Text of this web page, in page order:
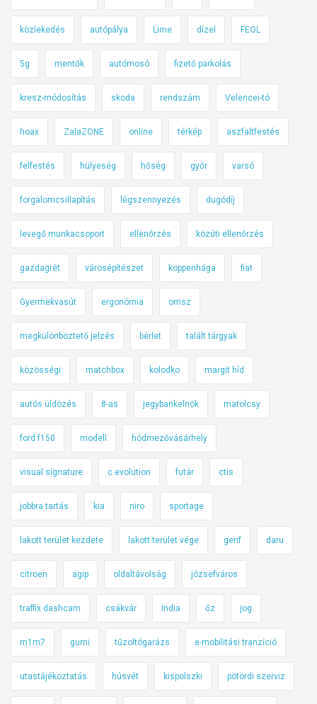
közlekedés autópálya Lime dízel FEOL
5g mentők autómosó fizető parkolás
kresz-módosítás skoda rendszám Velencei-tó
hoax ZalaZONE online térkép aszfaltfestés
felfestés hülyeség hőség győr varsó
forgalomcsillapítás légszennyezés dugódíj
levegő munkacsoport ellenőrzés közúti ellenőrzés
gazdagrét városépítészet koppenhága fiat
Gyermekvasút ergonómia omsz
megkülönböztető jelzés bérlet talált tárgyak
közösségi matchbox kolodko margit híd
autós üldözés 8-as jegybankelnök matolcsy
ford f150 modell hódmezővásárhely
visual signature c evolution futár ctis
jobbra tartás kia niro sportage
lakott terület kezdete lakott terület vége genf daru
citroen agip oldaltávolság józsefváros
traffix dashcam csákvár India őz jog
m1m7 gumi tűzoltógarázs e-mobilitási tranzíció
utastájékoztatás húsvét kispolszki pötördi szerviz